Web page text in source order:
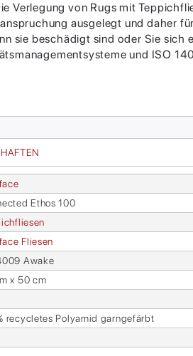
Ethos 100
Flie­sen
Awa­ke
x 50 cm
re­cy­cle­tes Po­ly­amid garn­ge­färbt
Verlegung von Rugs mit
ausgelegt und daher
sie beschädigt sind oder Sie
und ISO